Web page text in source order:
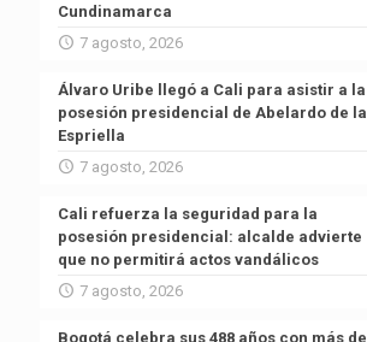
Cundinamarca
7 agosto, 2026
Álvaro Uribe llegó a Cali para asistir a la
posesión presidencial de Abelardo de la
Espriella
7 agosto, 2026
Cali refuerza la seguridad para la
posesión presidencial: alcalde advierte
que no permitirá actos vandálicos
7 agosto, 2026
Bogotá celebra sus 488 años con más de